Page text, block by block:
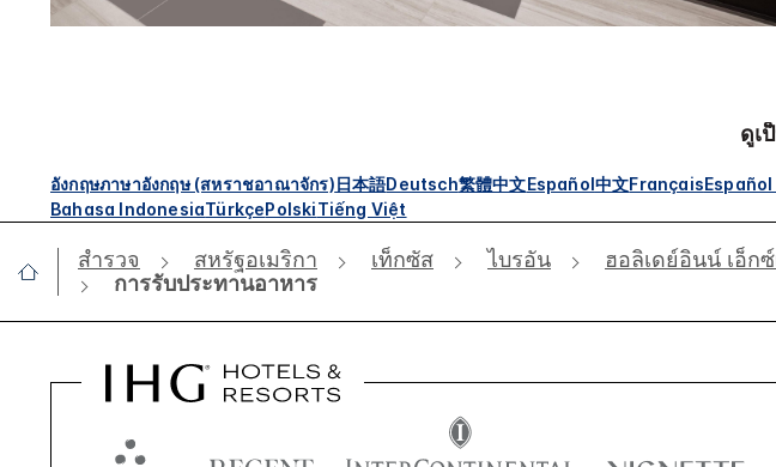
ดูเ
อังกฤษภาษาอังกฤษ (สหราชอาณาจักร)日本語Deutsch繁體中文Español中文Français
Bahasa IndonesiaTürkçePolskiTiếng Việt
สำรวจ สหรัฐอเมริกา เท็กซัส ไบรอัน ฮอลิเดย์อินน์ เอ็ก
การรับประทานอาหาร